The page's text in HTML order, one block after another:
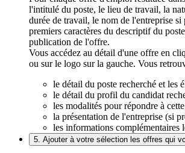
l'intitulé du poste, le lieu de travail, la
durée de travail, le nom de l'entreprise si
premiers caractères du descriptif du
publication de l'offre.
Vous accédez au détail d'une offre en
ou sur le logo sur la gauche. Vous
le détail du poste recherché et les
le détail du profil du candidat
les modalités pour répondre à
la présentation de l'entreprise (si
les informations complémentaires
5. Ajouter à votre sélection les offres qui